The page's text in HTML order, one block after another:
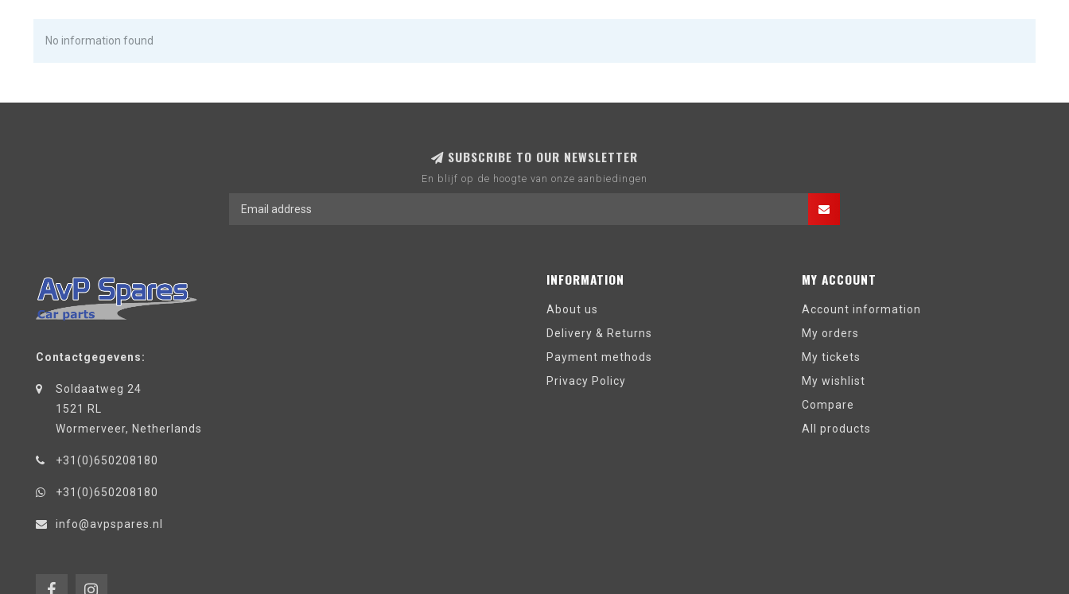
No information found
SUBSCRIBE TO OUR NEWSLETTER
En blijf op de hoogte van onze aanbiedingen
Contactgegevens:
Soldaatweg 24
1521 RL
Wormerveer, Netherlands
+31(0)650208180
+31(0)650208180
info@avpspares.nl
INFORMATION
About us
Delivery & Returns
Payment methods
Privacy Policy
MY ACCOUNT
Account information
My orders
My tickets
My wishlist
Compare
All products